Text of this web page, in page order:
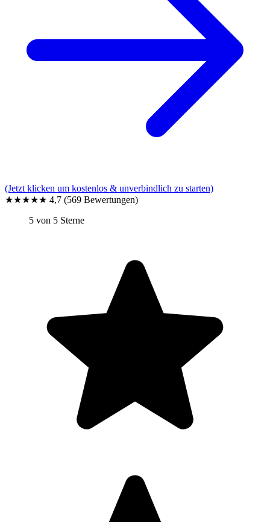
(Jetzt klicken um kostenlos & unverbindlich zu starten)
★★★★★ 4,7 (569 Bewertungen)
5 von 5 Sterne